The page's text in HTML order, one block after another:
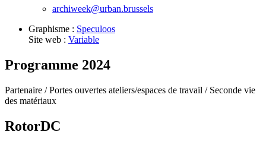
archiweek@urban.brussels
Graphisme : Speculoos
Site web : Variable
Programme 2024
Partenaire /Portes ouvertes ateliers/espaces de travail / Seconde vie
des matériaux
RotorDC